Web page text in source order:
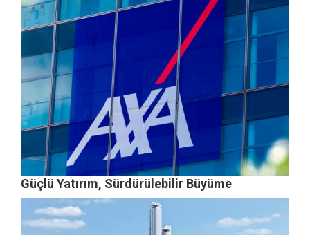
Güçlü Yatırım, Sürdürülebilir Büyüme